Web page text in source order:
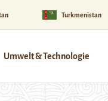
Turkmenistan
Umwelt & Technologie